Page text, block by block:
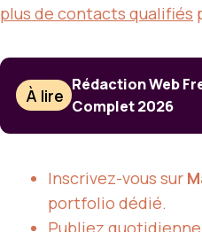
plus de contacts qualifiés
À lire
Rédaction Web
Complet 2026
Inscrivez-vous sur
portfolio dédié.
Publiez